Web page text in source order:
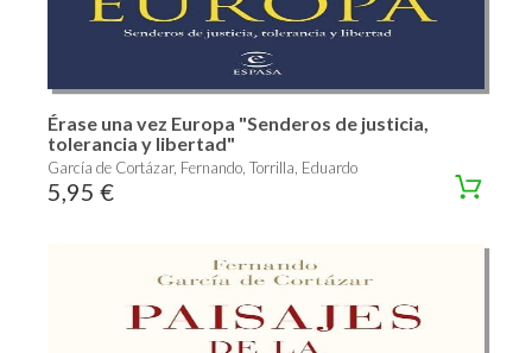
Érase una vez Europa "Senderos de justicia,
tolerancia y libertad"
García de Cortázar, Fernando, Torrilla, Eduardo
5,95 €